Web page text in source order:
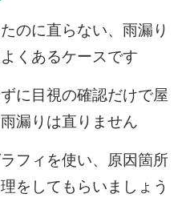
のに直らない、雨漏り
くあるケースです
に目視の確認だけで屋
漏りは直りません
フィを使い、原因箇所
をしてもらいましょう